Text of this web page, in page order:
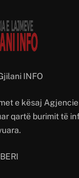
INFO
e kësaj
qartë burimit të